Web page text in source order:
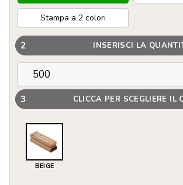
Stampa a 2 colori
2 INSERISCI LA
3 CLICCA PER SCEGLIERE IL
BEIGE